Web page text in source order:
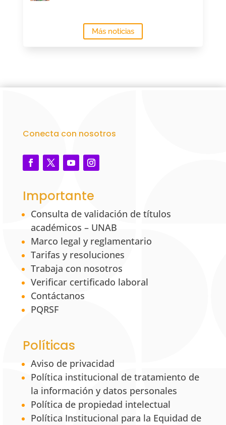
Más noticias
Conecta con nosotros
Importante
Consulta de validación de títulos
académicos – UNAB
Marco legal y reglamentario
Tarifas y resoluciones
Trabaja con nosotros
Verificar certificado laboral
Contáctanos
PQRSF
Políticas
Aviso de privacidad
Política institucional de tratamiento de
la información y datos personales
Política de propiedad intelectual
Política Institucional para la Equidad de